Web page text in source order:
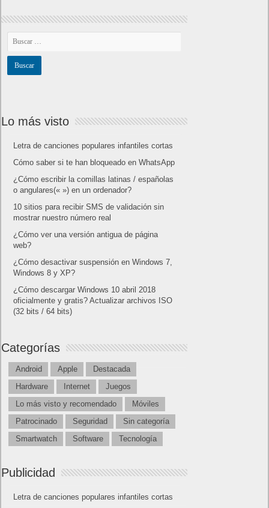
Lo más visto
Letra de canciones populares infantiles cortas
Cómo saber si te han bloqueado en WhatsApp
¿Cómo escribir la comillas latinas / españolas
o angulares(« ») en un ordenador?
10 sitios para recibir SMS de validación sin
mostrar nuestro número real
¿Cómo ver una versión antigua de página
web?
¿Cómo desactivar suspensión en Windows 7,
Windows 8 y XP?
¿Cómo descargar Windows 10 abril 2018
oficialmente y gratis? Actualizar archivos ISO
(32 bits / 64 bits)
Categorías
Android Apple
Destacada
Hardware
Internet
Juegos
Lo más visto y recomendado
Móviles
Patrocinado
Seguridad
Sin categoría
Smartwatch
Software Tecnología
Publicidad
Letra de canciones populares infantiles cortas